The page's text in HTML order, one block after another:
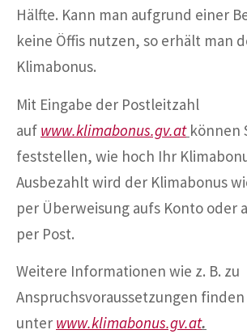
Hälfte. Kann man aufgrund einer
keine Öffis nutzen, so erhält man
Klimabonus.
Mit Eingabe der Postleitzahl
auf www.klimabonus.gv.at können
feststellen, wie hoch Ihr
Ausbezahlt wird der Klimabonus
per Überweisung aufs Konto oder
per Post.
Weitere Informationen wie z. B. zu
Anspruchsvoraussetzungen finden
unter www.klimabonus.gv.at.